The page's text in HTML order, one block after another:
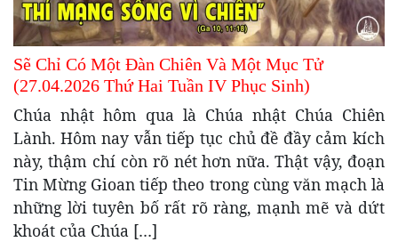
Sẽ Chỉ Có Một Đàn Chiên Và Một Mục Tử
(27.04.2026 Thứ Hai Tuần IV Phục Sinh)
Chúa nhật hôm qua là Chúa nhật Chúa Chiên
Lành. Hôm nay vẫn tiếp tục chủ đề đầy cảm kích
này, thậm chí còn rõ nét hơn nữa. Thật vậy, đoạn
Tin Mừng Gioan tiếp theo trong cùng văn mạch là
những lời tuyên bố rất rõ ràng, mạnh mẽ và dứt
khoát của Chúa […]